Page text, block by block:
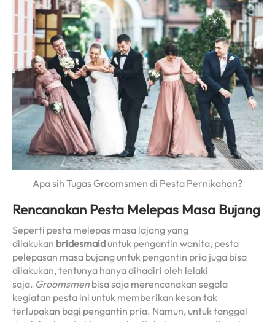
Apa sih Tugas Groomsmen di Pesta Pernikahan?
Rencanakan Pesta Melepas Masa Bujang
Seperti pesta melepas masa lajang yang
dilakukan bridesmaid untuk pengantin wanita, pesta
pelepasan masa bujang untuk pengantin pria juga bisa
dilakukan, tentunya hanya dihadiri oleh lelaki
saja. Groomsmen bisa saja merencanakan segala
kegiatan pesta ini untuk memberikan kesan tak
terlupakan bagi pengantin pria. Namun, untuk tanggal